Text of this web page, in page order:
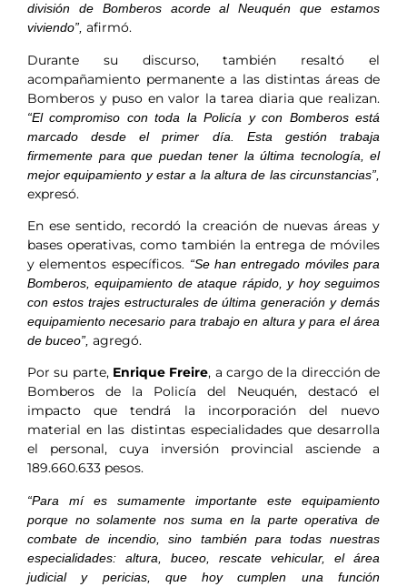
división de Bomberos acorde al Neuquén que estamos
viviendo”, afirmó.
Durante su discurso, también resaltó el
acompañamiento permanente a las distintas áreas de
Bomberos y puso en valor la tarea diaria que realizan.
“El compromiso con toda la Policía y con Bomberos está
marcado desde el primer día. Esta gestión trabaja
firmemente para que puedan tener la última tecnología, el
mejor equipamiento y estar a la altura de las circunstancias”,
expresó.
En ese sentido, recordó la creación de nuevas áreas y
bases operativas, como también la entrega de móviles
y elementos específicos. “Se han entregado móviles para
Bomberos, equipamiento de ataque rápido, y hoy seguimos
con estos trajes estructurales de última generación y demás
equipamiento necesario para trabajo en altura y para el área
de buceo”, agregó.
Por su parte, Enrique Freire, a cargo de la dirección de
Bomberos de la Policía del Neuquén, destacó el
impacto que tendrá la incorporación del nuevo
material en las distintas especialidades que desarrolla
el personal, cuya inversión provincial asciende a
189.660.633 pesos.
“Para mí es sumamente importante este equipamiento
porque no solamente nos suma en la parte operativa de
combate de incendio, sino también para todas nuestras
especialidades: altura, buceo, rescate vehicular, el área
judicial y pericias, que hoy cumplen una función